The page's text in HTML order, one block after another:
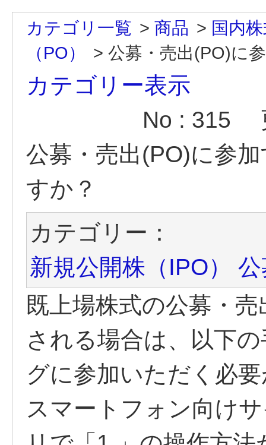
カテゴリ一覧 > 商品 > 国内
（PO）
> 公募・売出(PO)に
カテゴリー表示
No : 315
公募・売出(PO)に参
すか？
カテゴリー：
新規公開株（IPO）
既上場株式の公募・
される場合は、以下
グに参加いただく必
スマートフォン向け